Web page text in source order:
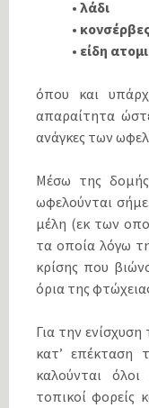
• λάδι
• κονσέρβες
• είδη
όπου και
απαραίτητα
ανάγκες των
Μέσω της δομής
ωφελούνται
μέλη (εκ των
τα οποία λόγω
κρίσης που
όρια της
Για την
κατ’ επέκταση
καλούνται όλοι
τοπικοί φορείς